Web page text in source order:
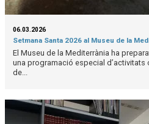
06.03.2026
Setmana Santa 2026 al Museu de la
El Museu de la Mediterrània ha
una programació especial d’activitats
de...